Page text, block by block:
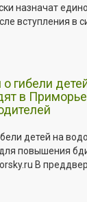
назначат
вступления в
гибели
в
детей на
повышения
В